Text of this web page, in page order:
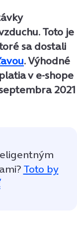
Toto je
sa dostali
. Výhodné
v e-shope
2021
Toto by